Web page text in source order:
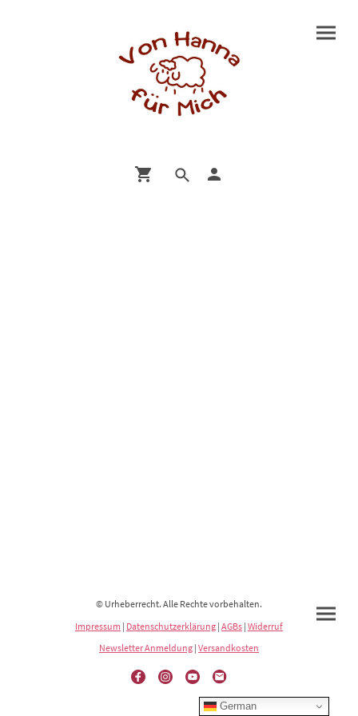
© Urheberrecht. Alle Rechte vorbehalten.
Impressum | Datenschutzerklärung | AGBs | Widerruf
Newsletter Anmeldung | Versandkosten
German